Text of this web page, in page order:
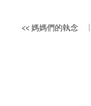
<< 媽媽們的執念